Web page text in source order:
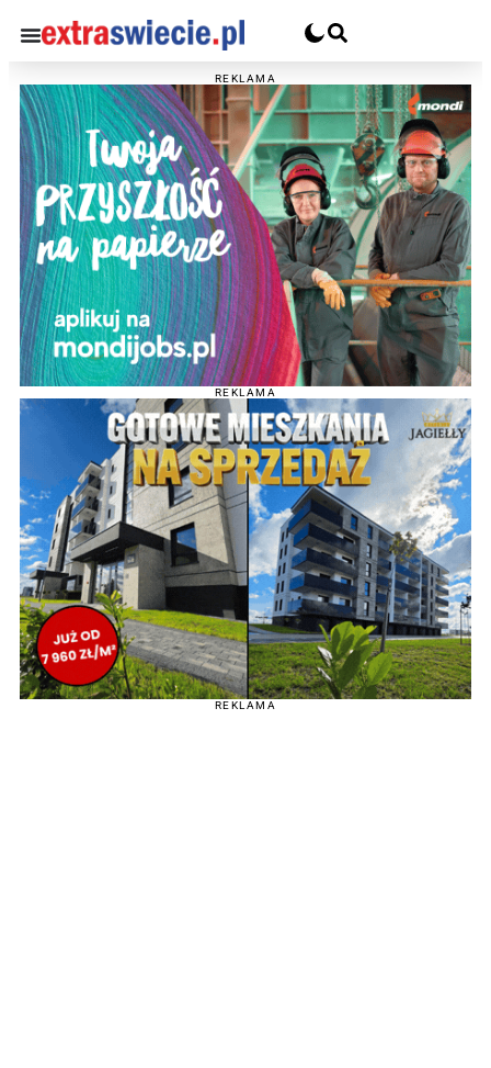
REKLAMA
REKLAMA
REKLAMA